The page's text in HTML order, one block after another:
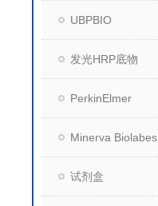
UBPBIO
发光HRP底物
PerkinElmer
Minerva Biolabes
试剂盒